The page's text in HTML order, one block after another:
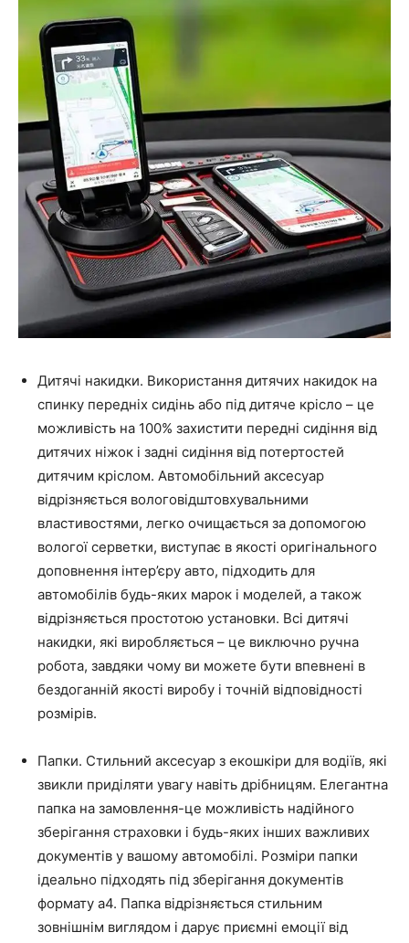
Дитячі накидки. Використання дитячих накидок на
спинку передніх сидінь або під дитяче крісло – це
можливість на 100% захистити передні сидіння від
дитячих ніжок і задні сидіння від потертостей
дитячим кріслом. Автомобільний аксесуар
відрізняється вологовідштовхувальними
властивостями, легко очищається за допомогою
вологої серветки, виступає в якості оригінального
доповнення інтер’єру авто, підходить для
автомобілів будь-яких марок і моделей, а також
відрізняється простотою установки. Всі дитячі
накидки, які виробляється – це виключно ручна
робота, завдяки чому ви можете бути впевнені в
бездоганній якості виробу і точній відповідності
розмірів.
Папки. Стильний аксесуар з екошкіри для водіїв, які
звикли приділяти увагу навіть дрібницям. Елегантна
папка на замовлення-це можливість надійного
зберігання страховки і будь-яких інших важливих
документів у вашому автомобілі. Розміри папки
ідеально підходять під зберігання документів
формату а4. Папка відрізняється стильним
зовнішнім виглядом і дарує приємні емоції від